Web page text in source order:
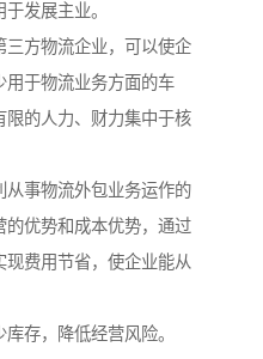
发展主业。
方物流企业，可以使企
用于物流业务方面的车
的人力、财力集中于核
事物流外包业务运作的
的优势和成本优势，通过
费用节省，使企业能从
存，降低经营风险。